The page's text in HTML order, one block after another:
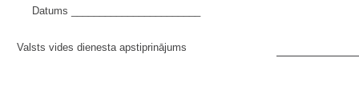
Datums _______________________
Valsts vides dienesta apstiprinājums